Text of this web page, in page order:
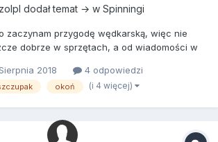
dodał temat → w Spinningi
zaczynam przygodę wędkarską, więc nie
dobrze w sprzętach, a od wiadomości w
Sam posiadam wędkę teleskopową 3.6m i
ale od dłuższego czasu oglądam FWA i
2018 4 odpowiedzi
okoń (i 4 więcej)